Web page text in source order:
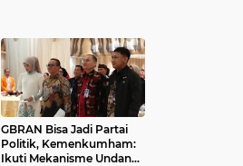
GBRAN Bisa Jadi Partai
Politik, Kemenkumham:
Ikuti Mekanisme Undang-